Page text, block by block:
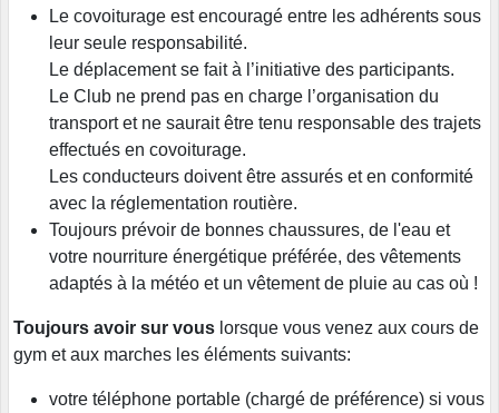
Le covoiturage est encouragé entre les adhérents sous
leur seule responsabilité.
Le déplacement se fait à l’initiative des participants.
Le Club ne prend pas en charge l’organisation du
transport et ne saurait être tenu responsable des trajets
effectués en covoiturage.
Les conducteurs doivent être assurés et en conformité
avec la réglementation routière.
Toujours prévoir de bonnes chaussures, de l'eau et
votre nourriture énergétique préférée, des vêtements
adaptés à la météo et un vêtement de pluie au cas où !
Toujours avoir sur vous lorsque vous venez aux cours de
gym et aux marches les éléments suivants:
votre téléphone portable (chargé de préférence) si vous